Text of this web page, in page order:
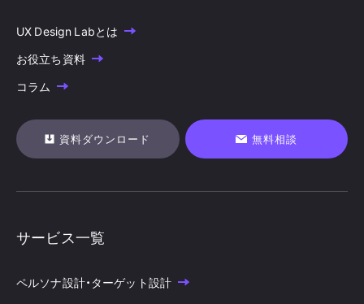
UX Design Labとは
お役立ち資料
コラム
資料ダウンロード 無料相談
サービス一覧
ペルソナ設計・ターゲット設計